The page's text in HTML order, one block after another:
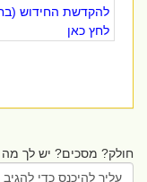
להקדשת החידוש
לחץ כאן
חולק? מסכים? יש לך מה